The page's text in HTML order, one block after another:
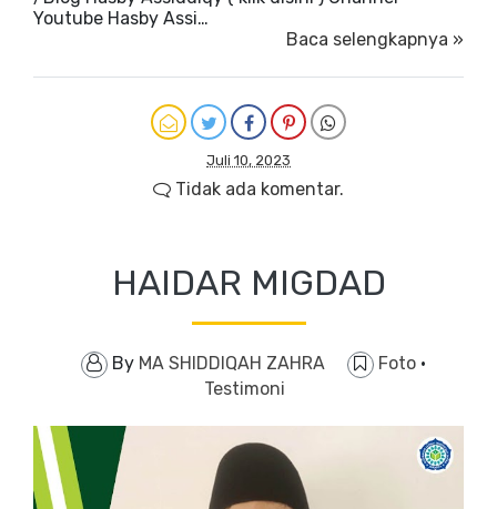
Youtube Hasby Assi…
Baca selengkapnya »
Juli 10, 2023
Tidak ada komentar.
HAIDAR MIGDAD
By MA SHIDDIQAH ZAHRA Foto ·
Testimoni